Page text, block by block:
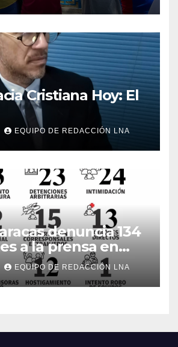
Cristiana Hoy: El
EQUIPO DE REDACCIÓN LNA
denuncia 134
a la prensa en
EQUIPO DE REDACCIÓN LNA